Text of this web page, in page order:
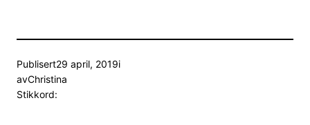
Publisert29 april, 2019i
avChristina
Stikkord: